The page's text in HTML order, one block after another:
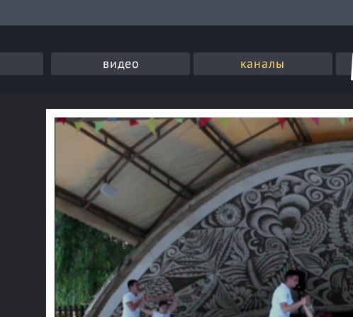
видео каналы